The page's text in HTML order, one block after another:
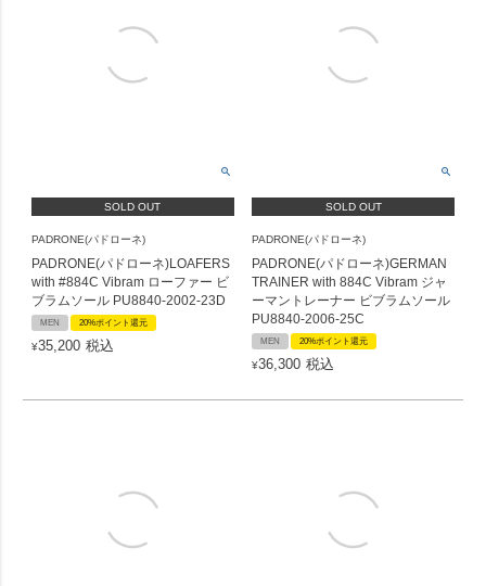
SOLD OUT
PADRONE(パドローネ)
PADRONE(パドローネ)LOAFERS
with #884C Vibram ローファー ビ
ブラムソール PU8840-2002-23D
MEN 20%ポイント還元
¥35,200 税込
SOLD OUT
PADRONE(パドローネ)
PADRONE(パドローネ)GERMAN
TRAINER with 884C Vibram ジャ
ーマントレーナー ビブラムソール
PU8840-2006-25C
MEN 20%ポイント還元
¥36,300 税込